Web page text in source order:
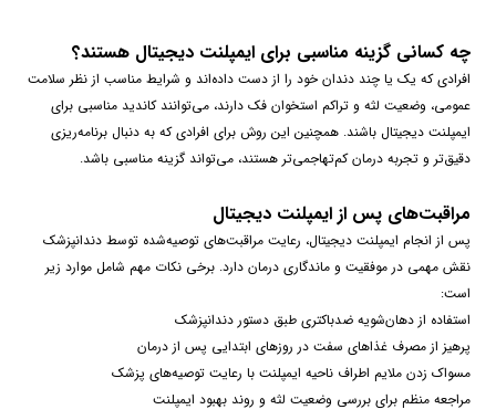
چه کسانی گزینه مناسبی برای ایمپلنت دیجیتال هستند؟
افرادی که یک یا چند دندان خود را از دست داده‌اند و شرایط مناسب از نظر سلامت
عمومی، وضعیت لثه و تراکم استخوان فک دارند، می‌توانند کاندید مناسبی برای
ایمپلنت دیجیتال باشند. همچنین این روش برای افرادی که به دنبال برنامه‌ریزی
دقیق‌تر و تجربه درمان کم‌تهاجمی‌تر هستند، می‌تواند گزینه مناسبی باشد.
مراقبت‌های پس از ایمپلنت دیجیتال
پس از انجام ایمپلنت دیجیتال، رعایت مراقبت‌های توصیه‌شده توسط دندانپزشک
نقش مهمی در موفقیت و ماندگاری درمان دارد. برخی نکات مهم شامل موارد زیر
است:
استفاده از دهان‌شویه ضدباکتری طبق دستور دندانپزشک
پرهیز از مصرف غذاهای سفت در روزهای ابتدایی پس از درمان
مسواک زدن ملایم اطراف ناحیه ایمپلنت با رعایت توصیه‌های پزشک
مراجعه منظم برای بررسی وضعیت لثه و روند بهبود ایمپلنت